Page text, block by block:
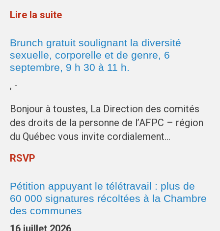
Lire la suite
Brunch gratuit soulignant la diversité
sexuelle, corporelle et de genre, 6
septembre, 9 h 30 à 11 h.
, -
Bonjour à toustes, La Direction des comités
des droits de la personne de l’AFPC – région
du Québec vous invite cordialement…
RSVP
Pétition appuyant le télétravail : plus de
60 000 signatures récoltées à la Chambre
des communes
16 juillet 2026